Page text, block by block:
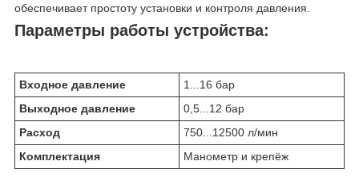
обеспечивает простоту установки и контроля давления.
Параметры работы устройства:
Входное давление
1...16 бар
Выходное давление
0,5...12 бар
Расход
750...12500 л/мин
Комплектация
Манометр и крепёж